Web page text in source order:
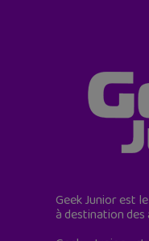
Geek Junior est
à destination